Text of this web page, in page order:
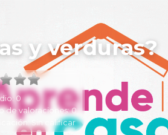
y verduras?
0
de valoraciones:0
Sin calificar